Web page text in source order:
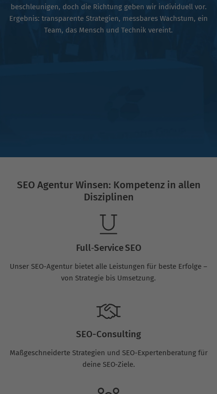
beschleunigen, doch die Richtung geben wir individuell vor.
Ergebnis: transparente Strategien, messbares Wachstum, ein
Team, das Mensch und Technik vereint.
SEO Agentur Winsen: Kompetenz in allen
Disziplinen
Full‑Service SEO
Unser SEO-Agentur bietet alle Leistungen für beste Erfolge –
von Strategie bis Umsetzung.
SEO-Consulting
Maßgeschneiderte Strategien und SEO-Expertenberatung für
deine SEO‑Ziele.